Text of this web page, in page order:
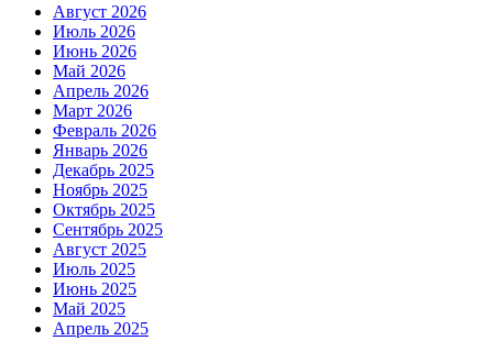
Август 2026
Июль 2026
Июнь 2026
Май 2026
Апрель 2026
Март 2026
Февраль 2026
Январь 2026
Декабрь 2025
Ноябрь 2025
Октябрь 2025
Сентябрь 2025
Август 2025
Июль 2025
Июнь 2025
Май 2025
Апрель 2025